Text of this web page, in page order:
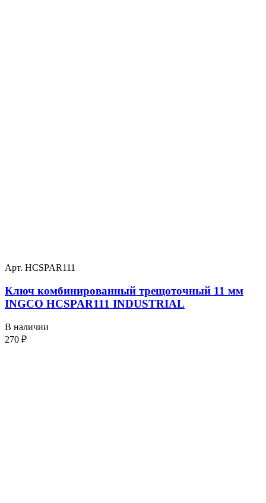
Арт. HCSPAR111
Ключ комбинированный трещоточный 11 мм
INGCO HCSPAR111 INDUSTRIAL
В наличии
270 ₽